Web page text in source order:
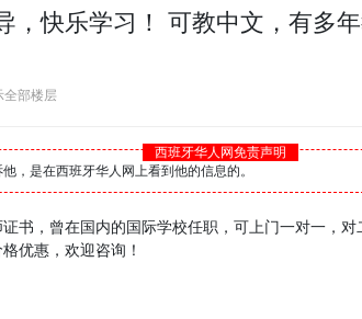
，快乐学习！ 可教中文，有多
全部楼层
西班牙华人网免责声明
，是在西班牙华人网上看到他的信息的。
书，曾在国内的国际学校任职，可上门一对一，对
优惠，欢迎咨询！